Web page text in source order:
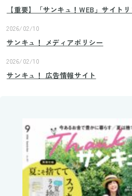
【重要】「サンキュ！WEB」サイト
2026/02/10
サンキュ！ メディアポリシー
2026/02/10
サンキュ！ 広告情報サイト